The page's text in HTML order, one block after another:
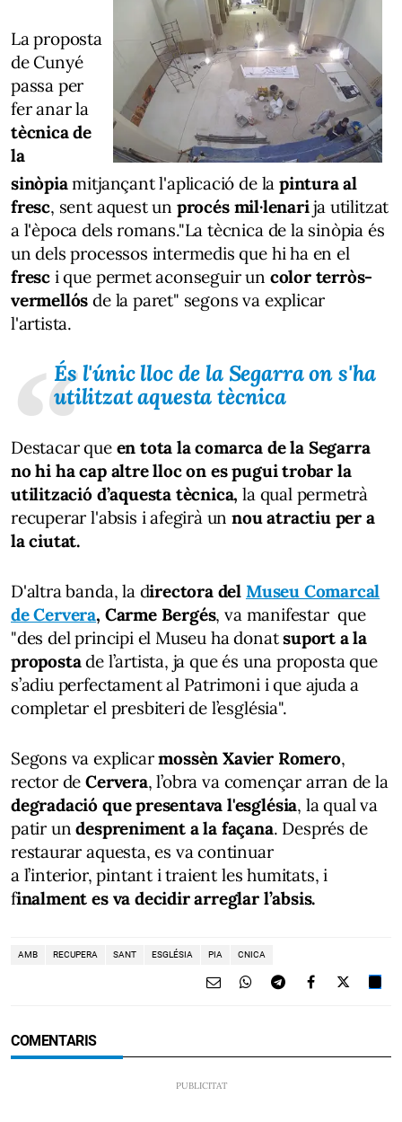
La proposta
de Cunyé
passa per
fer anar la
tècnica de
la
sinòpiamitjançant l'aplicació de la pintura al
fresc, sent aquest un procés mil·lenarija utilitzat
a l'època dels romans."La tècnica de la sinòpia és
un dels processos intermedis que hi ha en el
fresc i que permet aconseguir un color terròs-
vermellósde la paret" segons va explicar
l'artista.
És l'únic lloc de la Segarra on s'ha
utilitzat aquesta tècnica
Destacar que en tota la comarca de la Segarra
no hi ha cap altre lloc on es pugui trobar la
utilització d’aquesta tècnica, la qual permetrà
recuperar l'absis i afegirà unnou atractiu per a
la ciutat.
D'altra banda, la directora del Museu Comarcal
de Cervera, Carme Bergés, va manifestar que
"des del principi el Museu ha donatsuport a la
propostade l’artista, ja que és una proposta que
s’adiu perfectament al Patrimoni i que ajuda a
completar el presbiteri de l’església".
Segons va explicarmossèn Xavier Romero,
rector deCervera, l’obra va començar arran de la
degradació que presentava l'església, la qual va
patir undespreniment a la façana. Després de
restaurar aquesta, es va continuar
a l’interior, pintant i traient les humitats, i
finalment es va decidir arreglar l’absis.
AMB RECUPERA SANT ESGLÉSIA PIA CNICA
COMENTARIS